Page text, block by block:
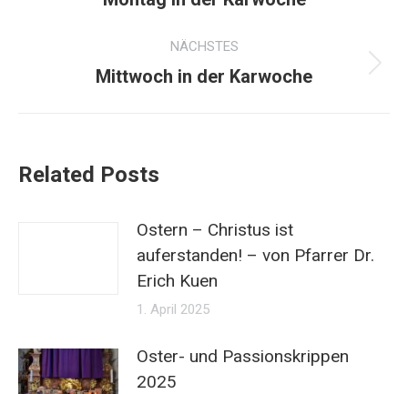
NÄCHSTES
Nächster
Mittwoch in der Karwoche
Related Posts
Ostern – Christus ist
auferstanden! – von Pfarrer Dr.
Erich Kuen
1. April 2025
Oster- und Passionskrippen
2025